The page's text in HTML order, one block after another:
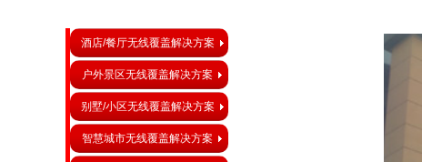
酒店/餐厅无线覆盖解决方案
户外景区无线覆盖解决方案
别墅/小区无线覆盖解决方案
智慧城市无线覆盖解决方案